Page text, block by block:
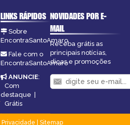
LINKS RÁPIDOS
Sobre
EncontraSantoAmaro
Fale com o
EncontraSantoAmaro
ANUNCIE:
Com
destaque |
Grátis
NOVIDADES POR E-
MAIL
Receba grátis as
principais notícias,
dicas e promoções
Privacidade
Sitemap